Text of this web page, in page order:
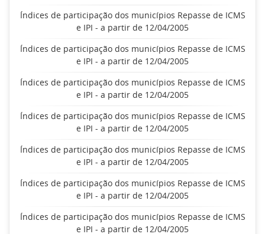
Índices de participação dos municípios Repasse de ICMS
e IPI - a partir de 12/04/2005
Índices de participação dos municípios Repasse de ICMS
e IPI - a partir de 12/04/2005
Índices de participação dos municípios Repasse de ICMS
e IPI - a partir de 12/04/2005
Índices de participação dos municípios Repasse de ICMS
e IPI - a partir de 12/04/2005
Índices de participação dos municípios Repasse de ICMS
e IPI - a partir de 12/04/2005
Índices de participação dos municípios Repasse de ICMS
e IPI - a partir de 12/04/2005
Índices de participação dos municípios Repasse de ICMS
e IPI - a partir de 12/04/2005